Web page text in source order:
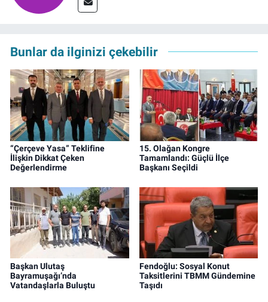
Bunlar da ilginizi çekebilir
“Çerçeve Yasa” Teklifine
İlişkin Dikkat Çeken
Değerlendirme
15. Olağan Kongre
Tamamlandı: Güçlü İlçe
Başkanı Seçildi
Başkan Ulutaş
Bayramuşağı’nda
Vatandaşlarla Buluştu
Fendoğlu: Sosyal Konut
Taksitlerini TBMM Gündemine
Taşıdı